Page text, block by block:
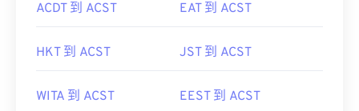
ACDT 到 ACST EAT 到 ACST
HKT 到 ACST JST 到 ACST
WITA 到 ACST EEST 到 ACST